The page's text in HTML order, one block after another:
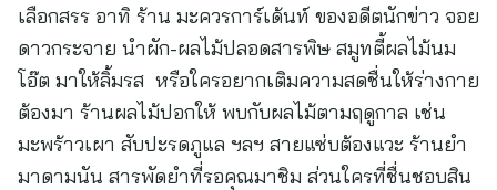
เลือกสรร อาทิ ร้าน มะควรการ์เด้นท์ ของอดีตนักข่าว จอย
ดาวกระจาย นำผัก-ผลไม้ปลอดสารพิษ สมูทตี้ผลไม้นม
โอ๊ต มาให้ลิ้มรส หรือใครอยากเติมความสดชื่นให้ร่างกาย
ต้องมา ร้านผลไม้ปอกให้ พบกับผลไม้ตามฤดูกาล เช่น
มะพร้าวเผา สับปะรดภูแล ฯลฯ สายแซ่บต้องแวะ ร้านยำ
มาดามนัน สารพัดยำที่รอคุณมาชิม ส่วนใครที่ชื่นชอบสิน